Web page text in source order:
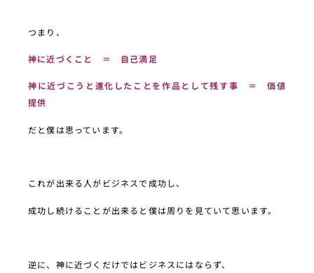
つまり、
神に近づくこと ＝ 自己満足
神に近づこうと進化したことを作品として残す事 ＝ 価値
提供
だと僕は思っています。
これが出来る人がビジネスで成功し、
成功し続けることが出来ると僕は周りを見ていて思います。
逆に、神に近づくだけではビジネスにはならず、